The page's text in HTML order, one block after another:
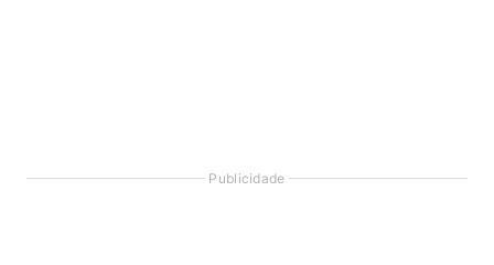
Publicidade